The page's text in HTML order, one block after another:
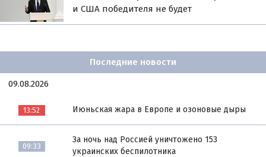
и США победителя не будет
Последние новости
09.08.2026
13:52 Июньская жара в Европе и озоновые дыры
09:33
За ночь над Россией уничтожено 153
украинских беспилотника